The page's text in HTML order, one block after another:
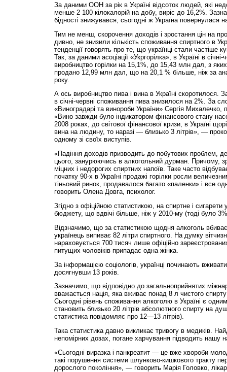
За даними ООН за рік в Україні відсоток людей, які
менше 2 100 кілокалорій на добу, виріс до 16,2%.
бідності знижувався, сьогодні ж Україна повернулася
Тим не менш, скорочення доходів і зростання цін на
дивно, не знизили кількість споживання спиртного в
тенденції говорять про те, що українці стали частіше
Так, за даними асоціації «Укргорілка», в Україні в
виробництво горілки на 15,1%, до 15,43 млн дал, з
продано 12,99 млн дал, що на 20,1 % більше, ніж за
року.
А ось виробництво пива і вина в Україні скоротилося.
в січні-червні споживання пива знизилося на 2%. За
«Виноградарі та винороби України» Сергія Михалечко,
«Вино завжди було індикатором фінансового стану
2008 роках, до світової фінансової кризи, в Україні
вина на людину, то наразі — близько 3 літрів», —
одному зі своїх виступів.
«Падіння доходів призводить до побутових проблем,
цього, занурюючись в алкогольний дурман. Причому,
міцних і недорогих спиртних напоїв. Таке часто
початку 90-х в Україні продажі горілки росли
тіньовий ринок, продавалося багато «паленки» і все
говорить Олена Довга, психолог.
Згідно з офіційною статистикою, на спиртне і сигарети
бюджету, що вдвічі більше, ніж у 2010-му (тоді було
Відзначимо, що за статистикою щодня алкоголь вбиває
українець випиває 82 літри спиртного. На думку
нараховується 700 тисяч лише офіційно
питущих чоловіків припадає одна жінка.
За інформацією соціологів, українці починають
досягнувши 13 років.
Зазначимо, що відповідно до загальноприйнятих
вважається нація, яка вживає понад 8 л чистого
Сьогодні рівень споживання алкоголю в Україні є
становить близько 20 літрів абсолютного спирту на
статистика повідомляє про 12—13 літрів).
Така статистика давно викликає тривогу в медиків.
непомірних дозах, погане харчування підводить нашу
«Сьогодні виразка і панкреатит — це вже хвороби
такі порушення системи шлунково-кишкового тракту
дорослого покоління», — говорить Марія Головко,